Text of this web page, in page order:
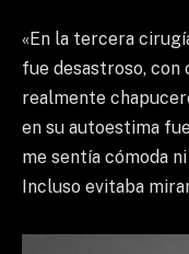
«En la tercera
fue desastroso,
realmente
en su autoestima
me sentía cómoda
Incluso evitaba